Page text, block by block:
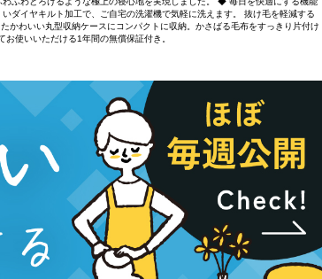
ダイヤキルト加工で、ご自宅の洗濯機で気軽に洗えます。 抜け毛を軽減する
かわいい丸型収納ケースにコンパクトに収納。かさばる毛布をすっきり片付け
使いいただける1年間の無償保証付き。